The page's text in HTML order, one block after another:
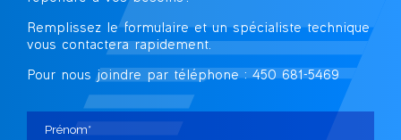
Remplissez le formulaire et un spécialiste technique
vous contactera rapidement.
Pour nous joindre par téléphone : 450 681-5469